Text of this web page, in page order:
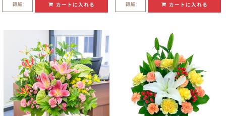
詳細 カートに入れる 詳細 カートに入れる